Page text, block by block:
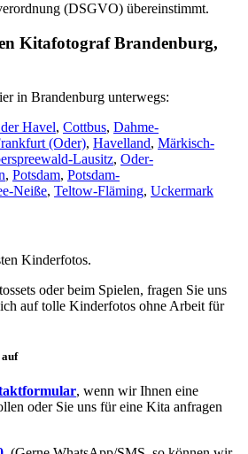
(DSGVO) übereinstimmt.
Kitafotograf Brandenburg,
in Brandenburg unterwegs:
Havel, Cottbus, Dahme-
(Oder), Havelland, Märkisch-
Lausitz, Oder-
, Potsdam, Potsdam-
Neiße, Teltow-Fläming, Uckermark
Kinderfotos.
oder beim Spielen, fragen Sie uns
auf tolle Kinderfotos ohne Arbeit für
auf​
, wenn wir Ihnen eine
oder Sie uns für eine Kita anfragen